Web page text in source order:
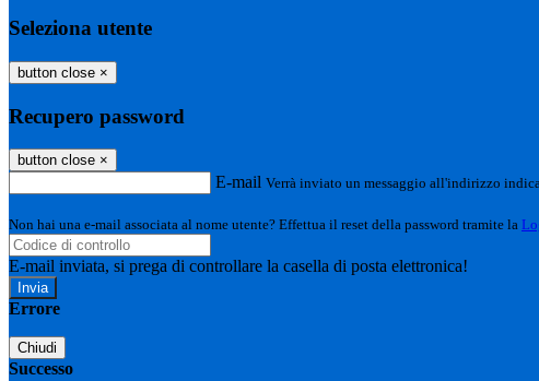
Seleziona utente
button close ×
Recupero password
button close ×
E-mail Verrà inviato un messaggio all'indirizzo
Non hai una e-mail associata al nome utente? Effettua il reset della password tramite la
E-mail inviata, si prega di controllare la casella di posta elettronica!
Errore
Chiudi
Successo